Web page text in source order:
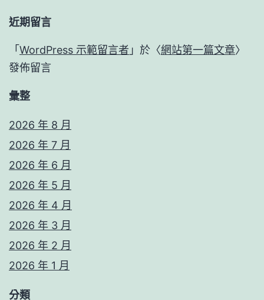
近期留言
「 WordPress 示範留言者 」於〈網站第一篇文章〉
發佈留言
彙整
2026 年 8 月
2026 年 7 月
2026 年 6 月
2026 年 5 月
2026 年 4 月
2026 年 3 月
2026 年 2 月
2026 年 1 月
分類